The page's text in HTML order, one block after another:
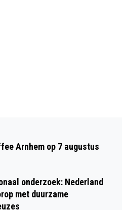
VOOR
FRUITMOET
JUNI
Arnhem op 7 augustus
onderzoek: Nederland
met duurzame